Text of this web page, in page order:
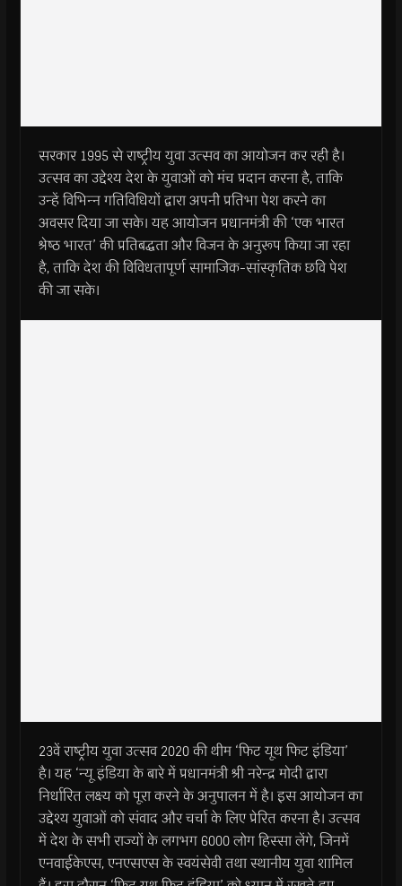
सरकार 1995 से राष्‍ट्रीय युवा उत्‍सव का आयोजन कर रही है।
उत्‍सव का उद्देश्‍य देश के युवाओं को मंच प्रदान करना है, ताकि
उन्‍हें विभिन्‍न गतिविधियों द्वारा अपनी प्रतिभा पेश करने का
अवसर दिया जा सके। यह आयोजन प्रधानमंत्री की ‘एक भारत
श्रेष्‍ठ भारत’ की प्रतिबद्धता और विजन के अनुरूप किया जा रहा
है, ताकि देश की विविधतापूर्ण सामाजिक-सांस्‍कृतिक छवि पेश
की जा सके।
23वें राष्‍ट्रीय युवा उत्‍सव 2020 की थीम ‘फिट यूथ फिट इंडिया’
है। यह ‘न्‍यू इंडिया के बारे में प्रधानमंत्री श्री नरेन्‍द्र मोदी द्वारा
निर्धारित लक्ष्‍य को पूरा करने के अनुपालन में है। इस आयोजन का
उद्देश्‍य युवाओं को संवाद और चर्चा के लिए प्रेरित करना है। उत्‍सव
में देश के सभी राज्‍यों के लगभग 6000 लोग हिस्‍सा लेंगे, जिनमें
एनवाईकेएस, एनएसएस के स्‍वयंसेवी तथा स्‍थानीय युवा शामिल